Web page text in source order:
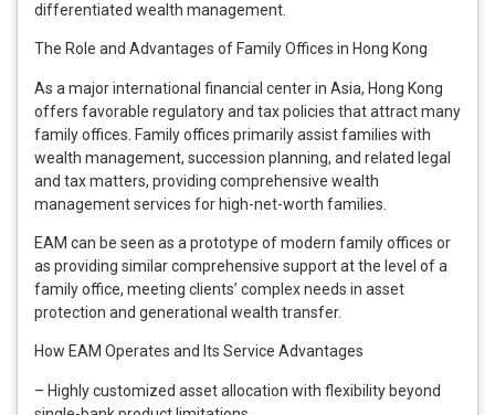
differentiated wealth management.
The Role and Advantages of Family Offices in Hong Kong
As a major international financial center in Asia, Hong Kong
offers favorable regulatory and tax policies that attract many
family offices. Family offices primarily assist families with
wealth management, succession planning, and related legal
and tax matters, providing comprehensive wealth
management services for high-net-worth families.
EAM can be seen as a prototype of modern family offices or
as providing similar comprehensive support at the level of a
family office, meeting clients’ complex needs in asset
protection and generational wealth transfer.
How EAM Operates and Its Service Advantages
– Highly customized asset allocation with flexibility beyond